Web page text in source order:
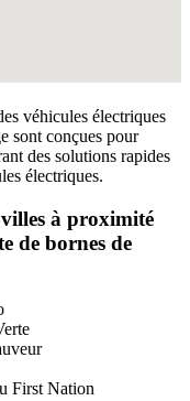
véhicules électriques
sont conçues pour
des solutions rapides
électriques.
à proximité
de bornes de
First Nation